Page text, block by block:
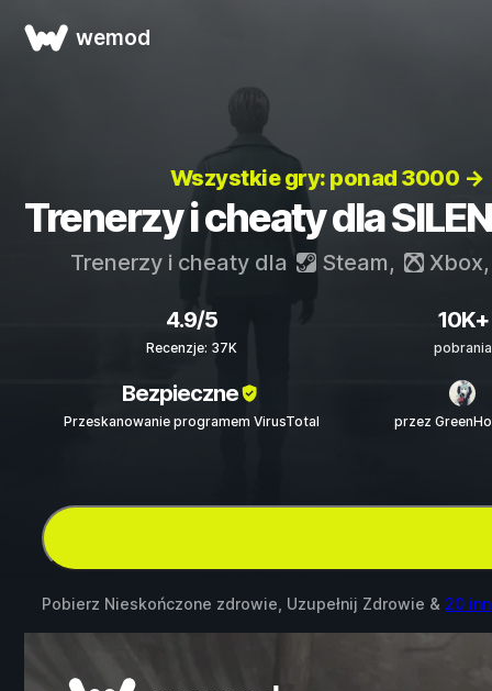
wemod
Wszystkie gry: ponad 3000 →
Trenerzy i cheaty dla
Trenerzy i cheaty dla Steam, Xbox
4.9/5
Recenzje: 37K
10K+
pobrania
Bezpieczne
Przeskanowanie programem VirusTotal przez
Pobierz Nieskończone zdrowie, Uzupełnij Zdrowie & 20